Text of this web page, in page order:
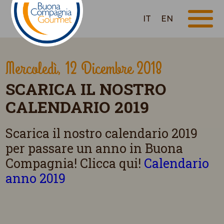
IT EN
Mercoledì, 12 Dicembre 2018
SCARICA IL NOSTRO
CALENDARIO 2019
Scarica il nostro calendario 2019
per passare un anno in Buona
Compagnia! Clicca qui! Calendario
anno 2019